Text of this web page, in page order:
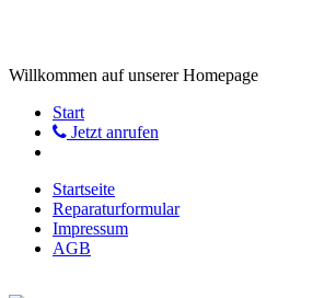
Willkommen auf unserer Homepage
Start
Jetzt anrufen
Startseite
Reparaturformular
Impressum
AGB